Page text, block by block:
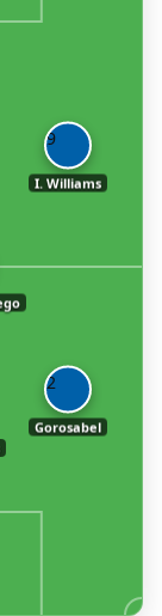
2
Gorosabel
9
I. Williams